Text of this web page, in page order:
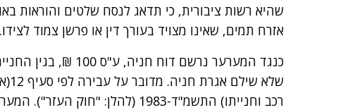
שהיא רשות ציבורית, כי תדאג לנסח שלטים והוראות
אזרח תמים, שאינו מצויד בעורך דין או פרשן צמוד לצידו.
רכב וחנייתו) התשמ"ד-1983 (להלן: